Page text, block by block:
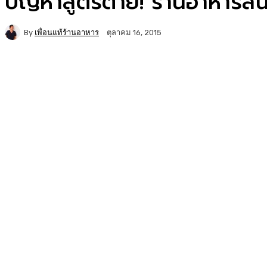
By เพื่อนแท้ร้านอาหาร ตุลาคม 16, 2015